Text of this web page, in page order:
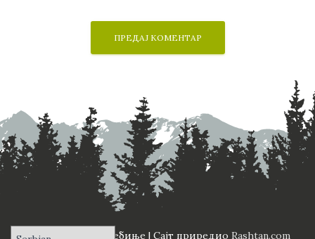
ПД "Вучји Зуб" Требиње | Сајт приредио Rashtan.com